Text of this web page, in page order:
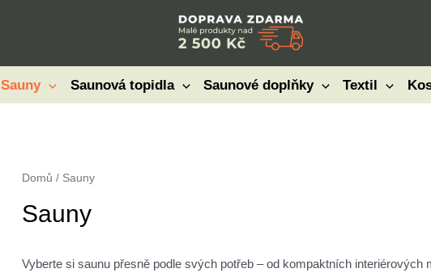
Sauny Saunová topidla Saunové doplňky Textil
Domů / Sauny
Sauny
Vyberte si saunu přesně podle svých potřeb – od kompaktních